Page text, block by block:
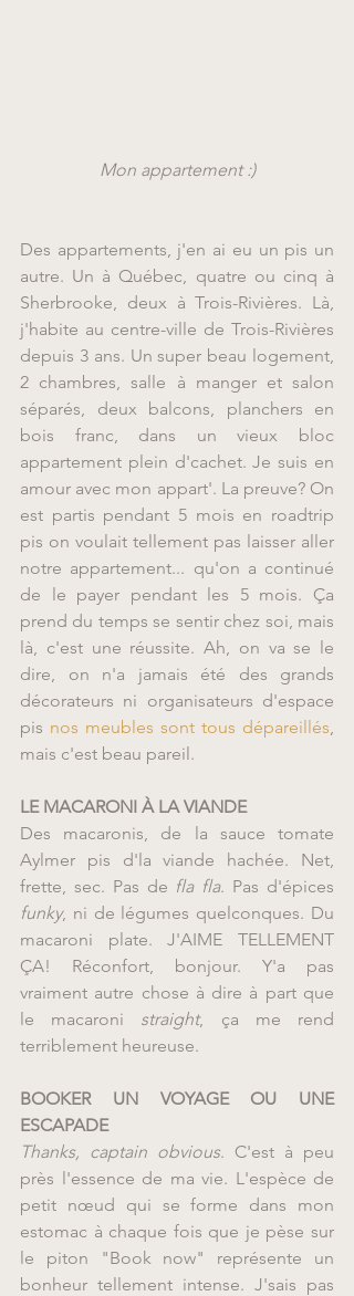
Mon appartement :)
Des appartements, j'en ai eu un pis un
autre. Un à Québec, quatre ou cinq à
Sherbrooke, deux à Trois-Rivières. Là,
j'habite au centre-ville de Trois-Rivières
depuis 3 ans. Un super beau logement,
2 chambres, salle à manger et salon
séparés, deux balcons, planchers en
bois franc, dans un vieux bloc
appartement plein d'cachet. Je suis en
amour avec mon appart'. La preuve? On
est partis pendant 5 mois en roadtrip
pis on voulait tellement pas laisser aller
notre appartement... qu'on a continué
de le payer pendant les 5 mois. Ça
prend du temps se sentir chez soi, mais
là, c'est une réussite. Ah, on va se le
dire, on n'a jamais été des grands
décorateurs ni organisateurs d'espace
pis nos meubles sont tous dépareillés,
mais c'est beau pareil.
LE MACARONI À LA VIANDE
Des macaronis, de la sauce tomate
Aylmer pis d'la viande hachée. Net,
frette, sec. Pas de fla fla
funky, ni de légumes quelconques. Du
macaroni plate. J'AIME TELLEMENT
ÇA! Réconfort, bonjour. Y'a pas
vraiment autre chose à dire à part que
le macaroni straight, ça me rend
terriblement heureuse.
BOOKER UN VOYAGE OU UNE
ESCAPADE
Thanks, captain obvious. C'est à peu
près l'essence de ma vie. L'espèce de
petit nœud qui se forme dans mon
estomac à chaque fois que je pèse sur
le piton "Book now" représente un
bonheur tellement intense. J'sais pas